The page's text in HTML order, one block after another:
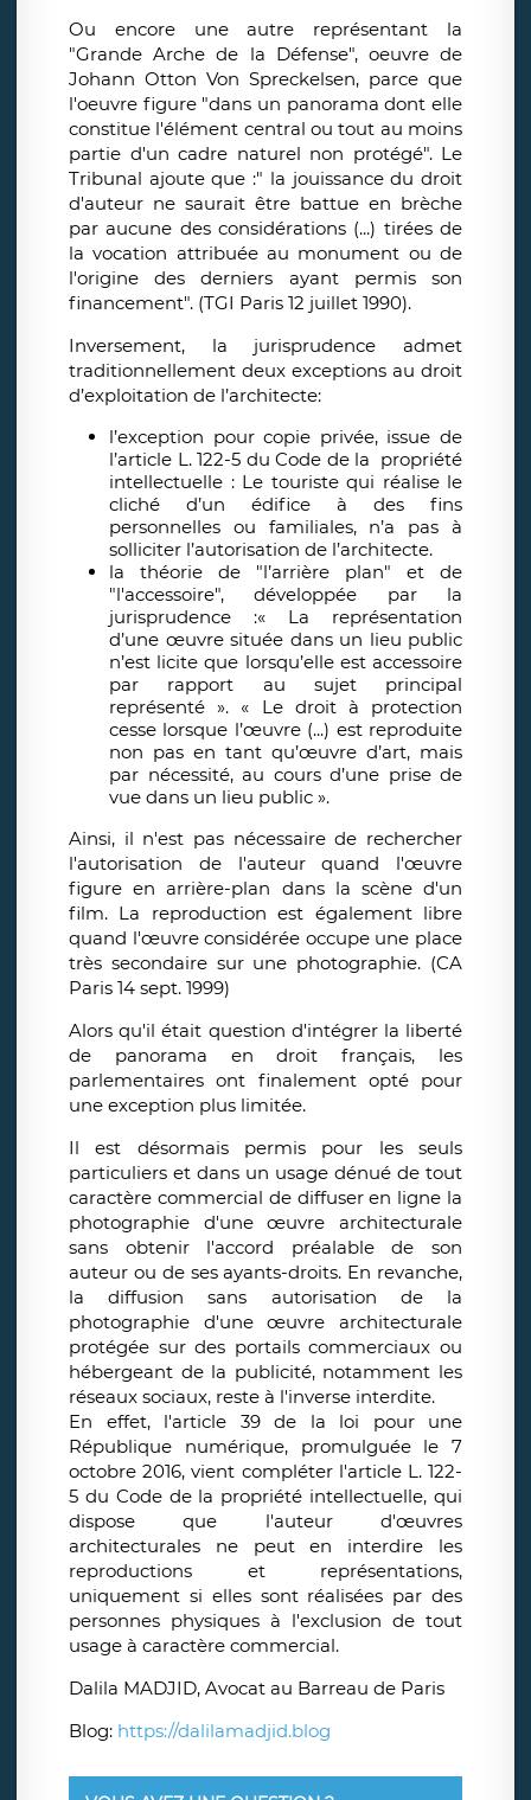
Ou encore une autre représentant la
"Grande Arche de la Défense", oeuvre de
Johann Otton Von Spreckelsen, parce que
l'oeuvre figure "dans un panorama dont elle
constitue l'élément central ou tout au moins
partie d'un cadre naturel non protégé". Le
Tribunal ajoute que :" la jouissance du droit
d'auteur ne saurait être battue en brèche
par aucune des considérations (...) tirées de
la vocation attribuée au monument ou de
l'origine des derniers ayant permis son
financement". (TGI Paris 12 juillet 1990).
Inversement, la jurisprudence admet
traditionnellement deux exceptions au droit
d’exploitation de l’architecte:
l’exception pour copie privée, issue de
l’article L. 122-5 du Code de la propriété
intellectuelle : Le touriste qui réalise le
cliché d’un édifice à des fins
personnelles ou familiales, n’a pas à
solliciter l’autorisation de l’architecte.
la théorie de "l’arrière plan" et de
"l'accessoire", développée par la
jurisprudence :« La représentation
d’une œuvre située dans un lieu public
n’est licite que lorsqu’elle est accessoire
par rapport au sujet principal
représenté ». « Le droit à protection
cesse lorsque l’œuvre (...) est reproduite
non pas en tant qu’œuvre d’art, mais
par nécessité, au cours d’une prise de
vue dans un lieu public ».
Ainsi, il n'est pas nécessaire de rechercher
l'autorisation de l'auteur quand l'œuvre
figure en arrière-plan dans la scène d'un
film. La reproduction est également libre
quand l'œuvre considérée occupe une place
très secondaire sur une photographie. (CA
Paris 14 sept. 1999)
Alors qu'il était question d'intégrer la liberté
de panorama en droit français, les
parlementaires ont finalement opté pour
une exception plus limitée.
Il est désormais permis pour les seuls
particuliers et dans un usage dénué de tout
caractère commercial de diffuser en ligne la
photographie d'une œuvre architecturale
sans obtenir l'accord préalable de son
auteur ou de ses ayants-droits. En revanche,
la diffusion sans autorisation de la
photographie d'une œuvre architecturale
protégée sur des portails commerciaux ou
hébergeant de la publicité, notamment les
réseaux sociaux, reste à l'inverse interdite.
En effet, l'article 39 de la loi pour une
République numérique, promulguée le 7
octobre 2016, vient compléter l'article L. 122-
5 du Code de la propriété intellectuelle, qui
dispose que l'auteur d'œuvres
architecturales ne peut en interdire les
reproductions et représentations,
uniquement si elles sont réalisées par des
personnes physiques à l'exclusion de tout
usage à caractère commercial.
Dalila MADJID, Avocat au Barreau de Paris
Blog: https://dalilamadjid.blog